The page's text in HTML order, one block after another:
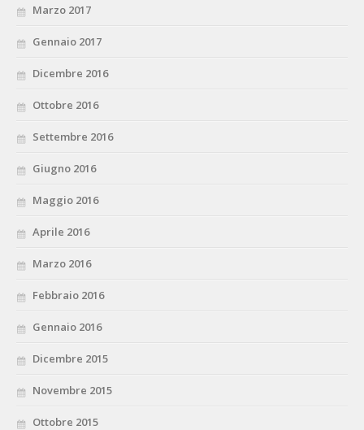
Marzo 2017
Gennaio 2017
Dicembre 2016
Ottobre 2016
Settembre 2016
Giugno 2016
Maggio 2016
Aprile 2016
Marzo 2016
Febbraio 2016
Gennaio 2016
Dicembre 2015
Novembre 2015
Ottobre 2015